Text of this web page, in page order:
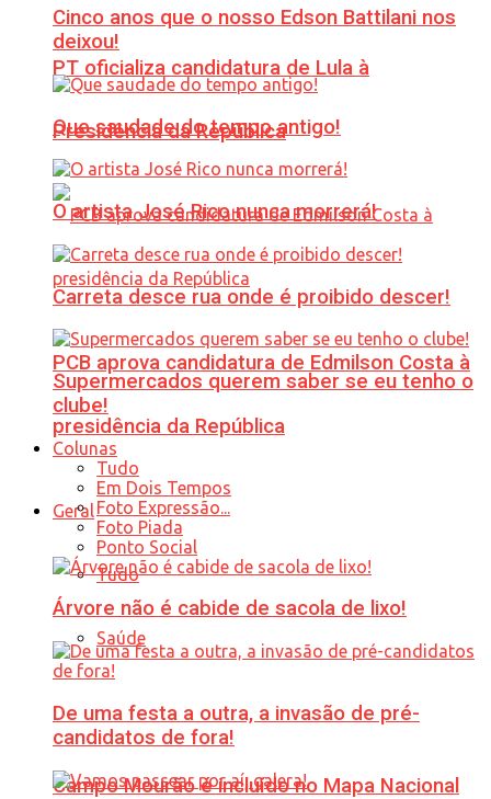
PT oficializa candidatura de Lula à
Presidência da República
PCB aprova candidatura de Edmilson Costa à
presidência da República
Geral
Tudo
Saúde
Campo Mourão é incluído no Mapa Nacional
Cinco anos que o nosso Edson Battilani nos
deixou!
Que saudade do tempo antigo!
O artista José Rico nunca morrerá!
Carreta desce rua onde é proibido descer!
Supermercados querem saber se eu tenho o
clube!
Colunas
Tudo
Em Dois Tempos
Foto Expressão...
Foto Piada
Ponto Social
Árvore não é cabide de sacola de lixo!
De uma festa a outra, a invasão de pré-
candidatos de fora!